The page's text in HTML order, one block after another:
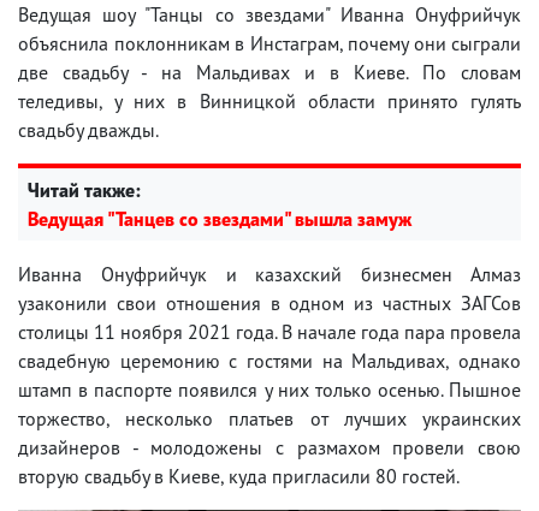
Ведущая шоу "Танцы со звездами" Иванна Онуфрийчук
объяснила поклонникам в Инстаграм, почему они сыграли
две свадьбу - на Мальдивах и в Киеве. По словам
теледивы, у них в Винницкой области принято гулять
свадьбу дважды.
Читай также:
Ведущая "Танцев со звездами" вышла замуж
Иванна Онуфрийчук и казахский бизнесмен Алмаз
узаконили свои отношения в одном из частных ЗАГСов
столицы 11 ноября 2021 года. В начале года пара провела
свадебную церемонию с гостями на Мальдивах, однако
штамп в паспорте появился у них только осенью. Пышное
торжество, несколько платьев от лучших украинских
дизайнеров - молодожены с размахом провели свою
вторую свадьбу в Киеве, куда пригласили 80 гостей.